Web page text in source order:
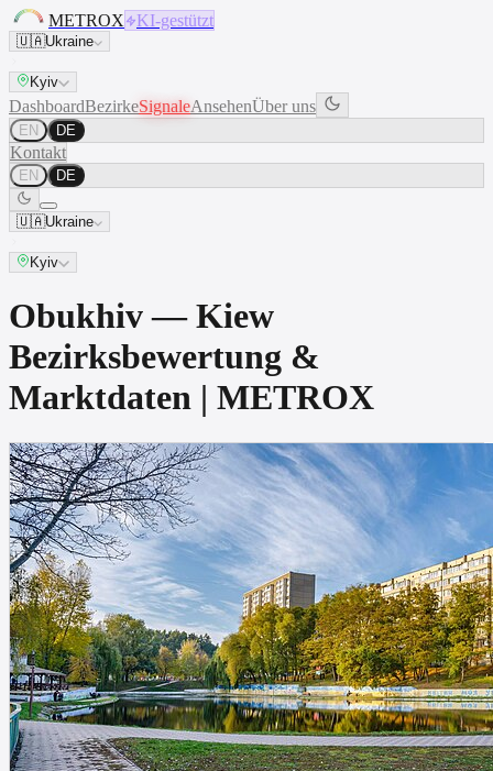
METROX KI-gestützt
🇺🇦Ukraine
Kyiv
DashboardBezirkeSignaleAnsehenÜber uns
EN DE
Kontakt
EN DE
🇺🇦Ukraine
Kyiv
Obukhiv — Kiew
Bezirksbewertung &
Marktdaten | METROX